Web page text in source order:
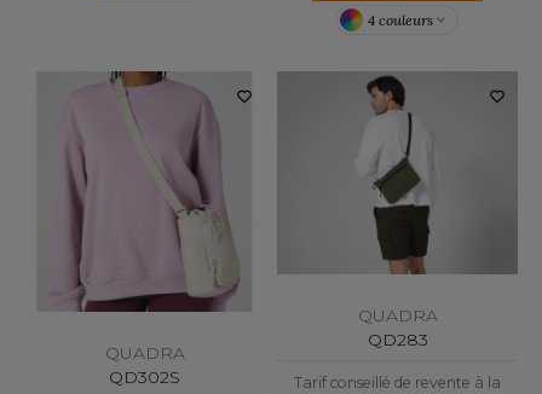
ATHLETIC® COLLECTION
ETIQUETTE
DENIM
4 couleurs
QUADRA
QD302S
QUADRA
QD283
Tarif conseillé de revente à la